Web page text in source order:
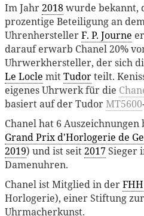
Im Jahr2018wurde bekannt,
prozentige Beteiligung an
UhrenherstellerF. P. Journe
darauf erwarb Chanel 20%
Uhrwerkhersteller, der sich
Le Locle mitTudorteilt.
eigenes Uhrwerk für die
basiert auf der TudorMT5600
Chanel hat 6
Grand Prix d'Horlogerie de
2019) und ist seit2017 Sieger
Damenuhren.
Chanel ist Mitglied in derFHH
Horlogerie), einer Stiftung
Uhrmacherkunst.